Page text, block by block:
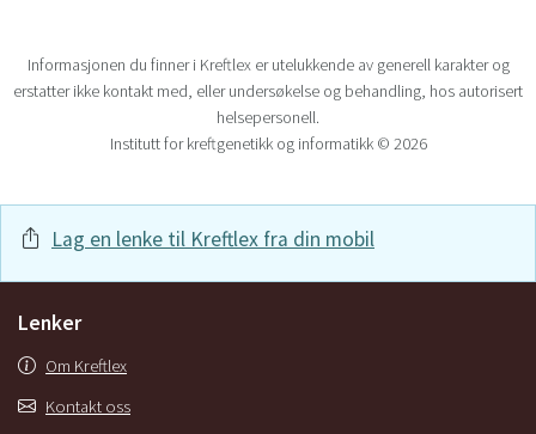
Informasjonen du finner i Kreftlex er utelukkende av generell karakter og
erstatter ikke kontakt med, eller undersøkelse og behandling, hos autorisert
helsepersonell.
Institutt for kreftgenetikk og informatikk © 2026
Lag en lenke til Kreftlex fra din mobil
Lenker
Om Kreftlex
Kontakt oss